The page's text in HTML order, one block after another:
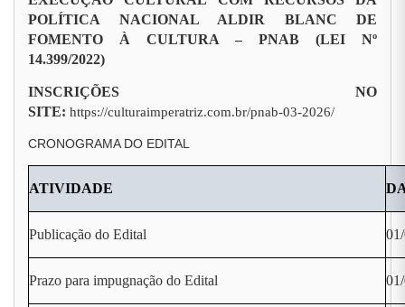
POLÍTICA NACIONAL ALDIR BLANC DE
FOMENTO À CULTURA – PNAB (LEI Nº
14.399/2022)
INSCRIÇÕES NO
SITE: https://culturaimperatriz.com.br/pnab-03-2026/
CRONOGRAMA DO EDITAL
ATIVIDADE
Publicação do Edital
Prazo para impugnação do Edital